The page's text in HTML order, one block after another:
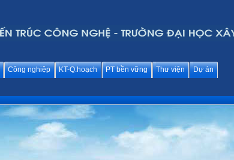
Công nghiệp KT-Q.hoạch PT bền vững Thư viện Dự án